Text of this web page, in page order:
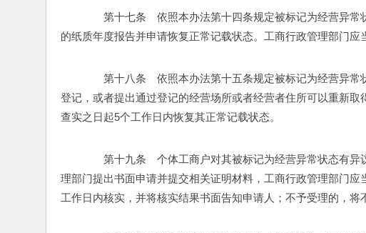
第十七条　依照本办法第十四条规定被标记为经营异常
的纸质年度报告并申请恢复正常记载状态。工商行政管理部门
第十八条　依照本办法第十五条规定被标记为经营异常
登记，或者提出通过登记的经营场所或者经营者住所可以重新
查实之日起5个工作日内恢复其正常记载状态。
第十九条　个体工商户对其被标记为经营异常状态有异
理部门提出书面申请并提交相关证明材料，工商行政管理部门
工作日内核实，并将核实结果书面告知申请人；不予受理的，将